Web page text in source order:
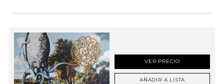
VER PRECIO
AÑADIR A LISTA